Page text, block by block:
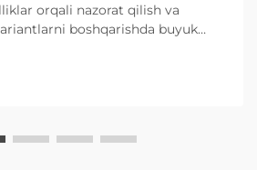
orqali nazorat qilish va
boshqarishda buyuk